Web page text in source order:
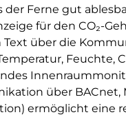
der Ferne gut
für den CO₂-
über die
Feuchte,
über BACnet,
ermöglicht eine